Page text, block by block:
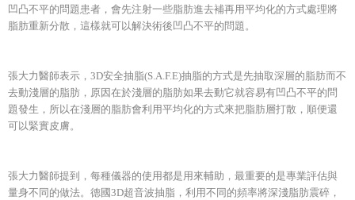
凹凸不平的問題患者，會先注射一些脂肪進去補再用平均化的方式處理將
脂肪重新分散，這樣就可以解決術後凹凸不平的問題。
張大力醫師表示，3D安全抽脂(S.A.F.E)抽脂的方式是先抽取深層的脂肪而不
去動淺層的脂肪，原因在於淺層的脂肪如果去動它就容易有凹凸不平的問
題發生，所以在淺層的脂肪會利用平均化的方式來把脂肪層打散，順便還
可以緊實皮膚。
張大力醫師提到，每種儀器的使用都是用來輔助，最重要的是專業評估與
量身不同的做法。德國3D超音波抽脂，利用不同的頻率將深淺脂肪震碎，